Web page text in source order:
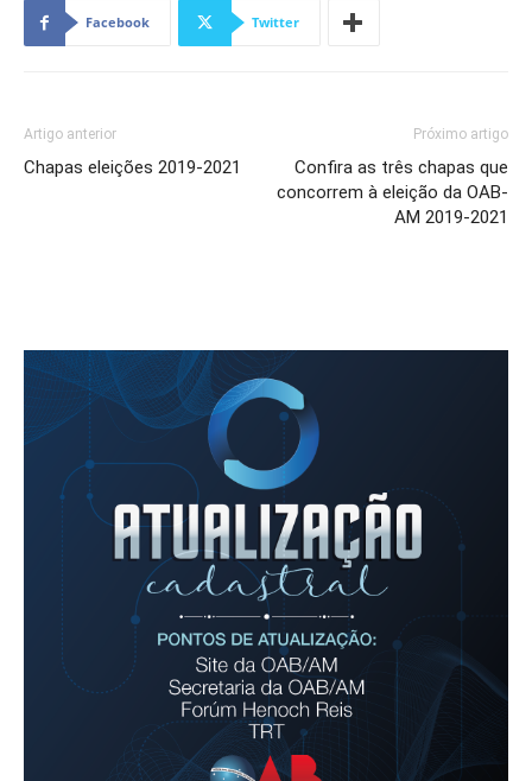
Facebook Twitter
Artigo anterior
Chapas eleições 2019-2021
Próximo artigo
Confira as três chapas que
concorrem à eleição da OAB-
AM 2019-2021